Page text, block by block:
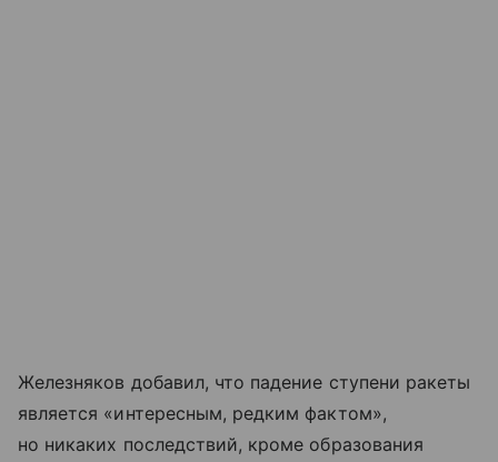
Железняков добавил, что падение ступени ракеты
является «интересным, редким фактом»,
но никаких последствий, кроме образования